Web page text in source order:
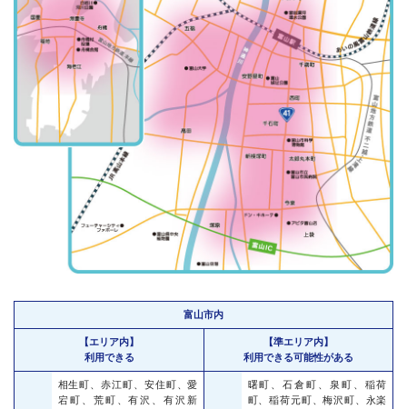
富山市内
【エリア内】
利用できる
【準エリア内】
利用できる可能性がある
相生町、赤江町、安住町、愛
宕町、荒町、有沢、有沢新
曙町、石倉町、泉町、稲荷
町、稲荷元町、梅沢町、永楽